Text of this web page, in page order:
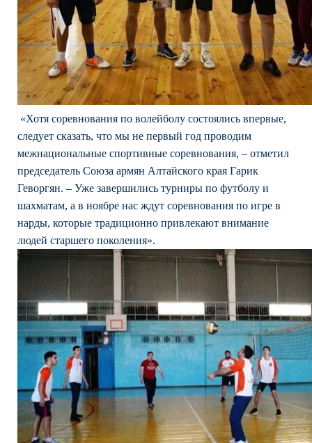
«Хотя соревнования по волейболу состоялись впервые,
следует сказать, что мы не первый год проводим
межнациональные спортивные соревнования, – отметил
председатель Союза армян Алтайского края Гарик
Геворгян. – Уже завершились турниры по футболу и
шахматам, а в ноябре нас ждут соревнования по игре в
нарды, которые традиционно привлекают внимание
людей старшего поколения».